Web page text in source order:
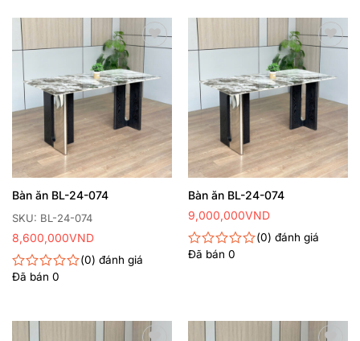
sao
sao
Thêm
thích
SKU: BL-24-074
Bàn ăn BL-24-074
Được
0
đánh giá
Đã bán 0
8,600,000VND
Thêm
thích
Bàn ăn BL-24-074
Được
sao
0
đánh giá
Đã bán 0
9,000,000VND